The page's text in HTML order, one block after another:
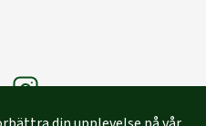
instagram